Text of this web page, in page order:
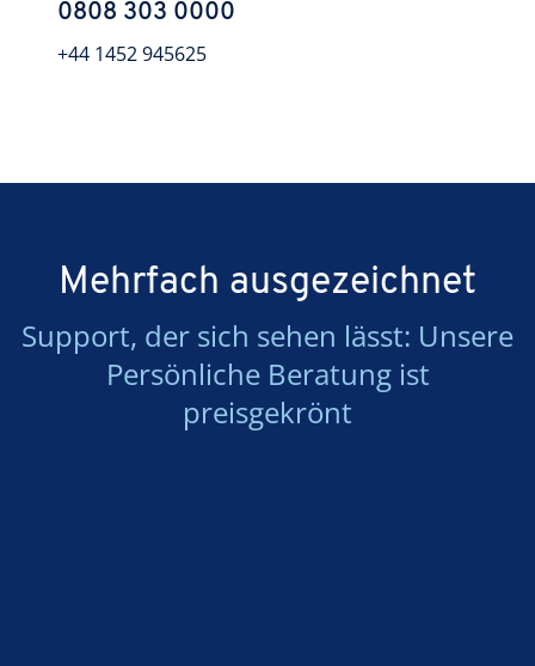
0808 303 0000
+44 1452 945625
Mehrfach ausgezeichnet
Support, der sich sehen lässt: Unsere
Persönliche Beratung ist
preisgekrönt